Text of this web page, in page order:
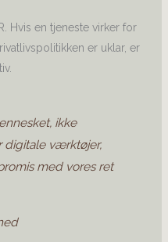
Hvis en tjeneste virker for
er uklar, er
ikke
digitale værktøjer,
med vores ret